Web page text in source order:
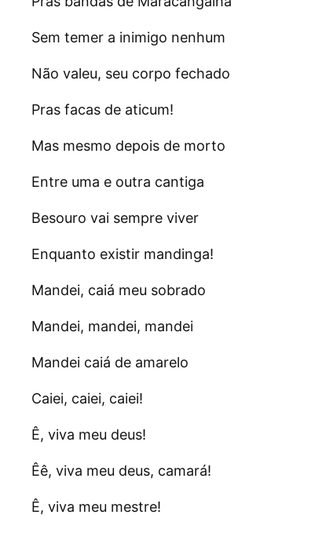
Sem temer a inimigo nenhum
Não valeu, seu corpo fechado
Pras facas de aticum!
Mas mesmo depois de morto
Entre uma e outra cantiga
Besouro vai sempre viver
Enquanto existir mandinga!
Mandei, caiá meu sobrado
Mandei, mandei, mandei
Mandei caiá de amarelo
Caiei, caiei, caiei!
Ê, viva meu deus!
Êê, viva meu deus, camará!
Ê, viva meu mestre!